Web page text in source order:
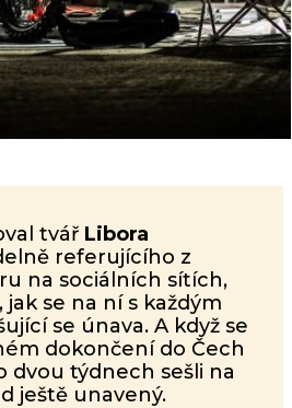
tvář Libora
referujícího z
na sociálních sítích,
jak se na ní s každým
se únava. A když se
dokončení do Čech
dvou týdnech sešli na
ještě unavený.